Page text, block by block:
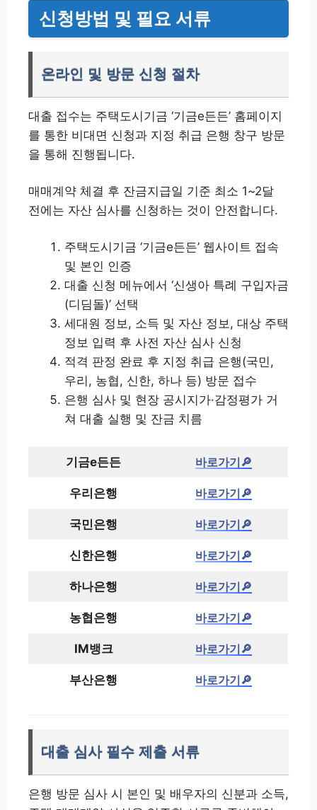
신청방법 및 필요 서류
온라인 및 방문 신청 절차
대출 접수는 주택도시기금 ‘기금e든든’ 홈페이지
를 통한 비대면 신청과 지정 취급 은행 창구 방문
을 통해 진행됩니다.
매매계약 체결 후 잔금지급일 기준 최소 1~2달
전에는 자산 심사를 신청하는 것이 안전합니다.
주택도시기금 ‘기금e든든’ 웹사이트 접속
및 본인 인증
대출 신청 메뉴에서 ‘신생아 특례 구입자금
(디딤돌)’ 선택
세대원 정보, 소득 및 자산 정보, 대상 주택
정보 입력 후 사전 자산 심사 신청
적격 판정 완료 후 지정 취급 은행(국민,
우리, 농협, 신한, 하나 등) 방문 접수
은행 심사 및 현장 공시지가·감정평가 거
쳐 대출 실행 및 잔금 치름
기금e든든 바로가기🔎
우리은행 바로가기🔎
국민은행 바로가기🔎
신한은행 바로가기🔎
하나은행 바로가기🔎
농협은행 바로가기🔎
IM뱅크 바로가기🔎
부산은행 바로가기🔎
대출 심사 필수 제출 서류
은행 방문 심사 시 본인 및 배우자의 신분과 소득,